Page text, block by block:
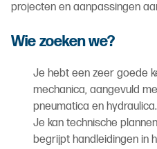
projecten en aanpassingen
Wie zoeken we?
Je hebt een zeer goede
mechanica, aangevuld
pneumatica en hydraulica.
Je kan technische
begrijpt handleidingen in